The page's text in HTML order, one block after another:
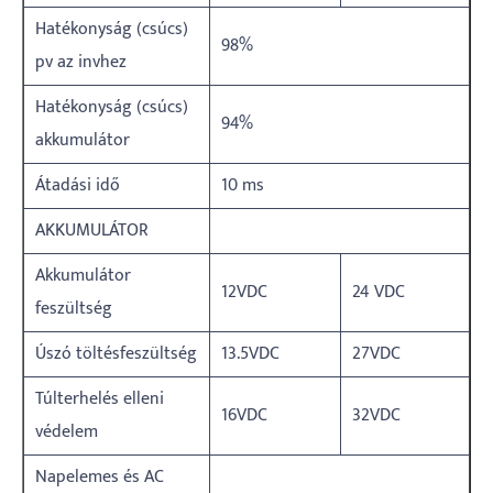
Hatékonyság (csúcs)
pv az invhez
98%
Hatékonyság (csúcs)
akkumulátor
94%
Átadási idő
10 ms
AKKUMULÁTOR
Akkumulátor
feszültség
12VDC 24 VDC
Úszó töltésfeszültség 13.5VDC
27VDC
Túlterhelés elleni
védelem
16VDC 32VDC
Napelemes és AC